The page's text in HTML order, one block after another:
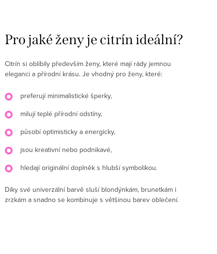
Pro jaké ženy je citrín ideální?
Citrín si oblíbily především ženy, které mají rády jemnou
eleganci a přírodní krásu. Je vhodný pro ženy, které:
preferují minimalistické šperky,
milují teplé přírodní odstíny,
působí optimisticky a energicky,
jsou kreativní nebo podnikavé,
hledají originální doplněk s hlubší symbolikou.
Díky své univerzální barvě sluší blondýnkám, brunetkám i
zrzkám a snadno se kombinuje s většinou barev oblečení.